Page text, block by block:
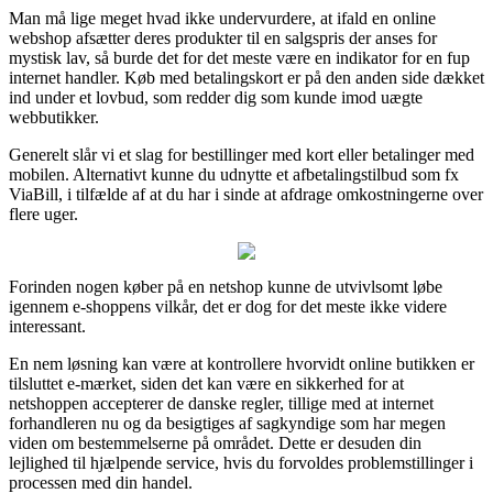
Man må lige meget hvad ikke undervurdere, at ifald en online
webshop afsætter deres produkter til en salgspris der anses for
mystisk lav, så burde det for det meste være en indikator for en fup
internet handler. Køb med betalingskort er på den anden side dækket
ind under et lovbud, som redder dig som kunde imod uægte
webbutikker.
Generelt slår vi et slag for bestillinger med kort eller betalinger med
mobilen. Alternativt kunne du udnytte et afbetalingstilbud som fx
ViaBill, i tilfælde af at du har i sinde at afdrage omkostningerne over
flere uger.
Forinden nogen køber på en netshop kunne de utvivlsomt løbe
igennem e-shoppens vilkår, det er dog for det meste ikke videre
interessant.
En nem løsning kan være at kontrollere hvorvidt online butikken er
tilsluttet e-mærket, siden det kan være en sikkerhed for at
netshoppen accepterer de danske regler, tillige med at internet
forhandleren nu og da besigtiges af sagkyndige som har megen
viden om bestemmelserne på området. Dette er desuden din
lejlighed til hjælpende service, hvis du forvoldes problemstillinger i
processen med din handel.